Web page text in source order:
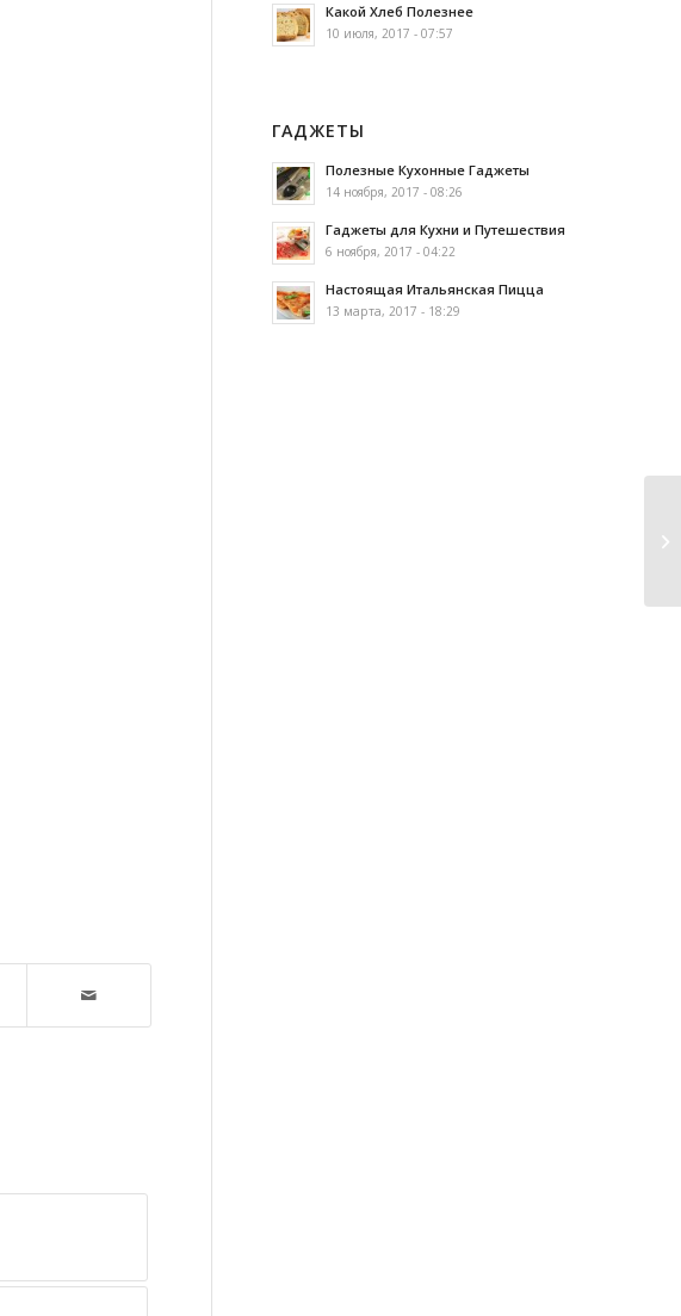
Какой Хлеб Полезнее
10 июля, 2017 - 07:57
ГАДЖЕТЫ
Полезные Кухонные Гаджеты
14 ноября, 2017 - 08:26
Гаджеты для Кухни и Путешествия
6 ноября, 2017 - 04:22
Настоящая Итальянская Пицца
13 марта, 2017 - 18:29